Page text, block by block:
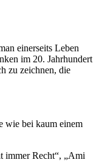
einerseits Leben
im 20. Jahrhundert
zu zeichnen, die
wie bei kaum einem
immer Recht“, „Ami